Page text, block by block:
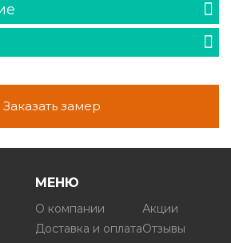
Заказать замер
МЕНЮ
О компании
Доставка и оплата
Акции
Отзывы